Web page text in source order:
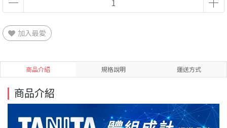
加入最愛
商品介紹 規格說明 運送方式
商品介紹